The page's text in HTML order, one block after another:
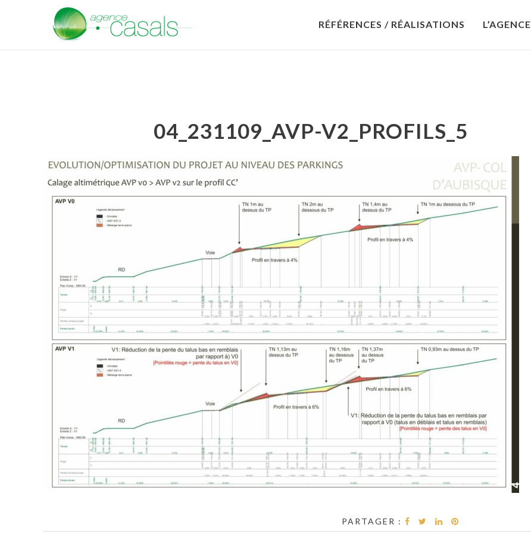
RÉFÉRENCES / RÉALISATIONS L’AGENCE
04_231109_AVP-V2_PROFILS_5
PARTAGER :